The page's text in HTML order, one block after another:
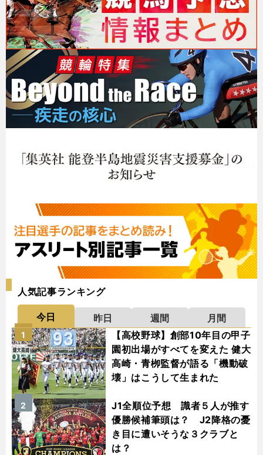
人気記事ランキング
今日 昨日 週間
月間
【高校野球】創部10年目の甲子
園初出場がすべてを変えた 健大
高崎・青栁監督が語る「機動破
壊」はこうして生まれた
1
J1全順位予想 識者５人が推す
優勝候補筆頭は？ J2降格の憂
き目に遭いそうな３クラブと
は？
2